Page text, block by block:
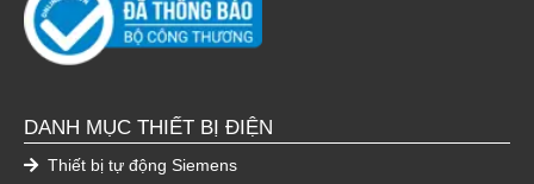
DANH MỤC THIẾT BỊ ĐIỆN
Thiết bị tự động Siemens